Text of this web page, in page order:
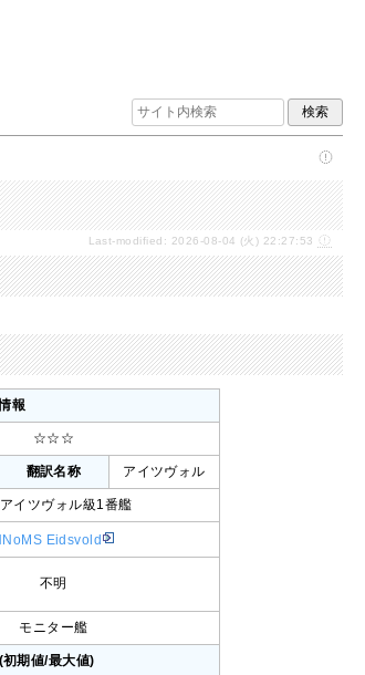
Last-modified: 2026-08-04 (火) 22:27:53
報
☆☆☆
翻訳名称 アイツヴォル
イツヴォル級1番艦
Eidsvold
不明
モニター艦
期値/最大値)